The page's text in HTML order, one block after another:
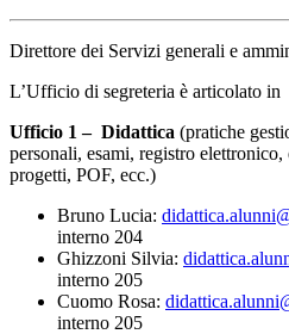
Direttore dei Servizi generali e
L’Ufficio di segreteria è articolato in
Ufficio 1 – Didattica (pratiche
personali, esami, registro
progetti, POF, ecc.)
Bruno Lucia:
interno 204
Ghizzoni Silvia:
interno 205
Cuomo Rosa:
interno 205